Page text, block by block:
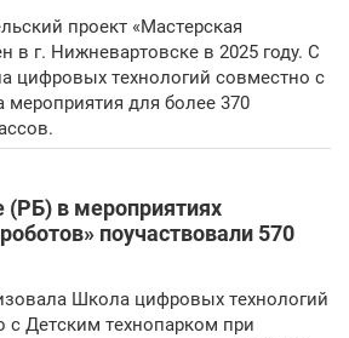
проект «Мастерская
в г. Нижневартовске в 2025 году. С
цифровых технологий совместно с
мероприятия для более 370
(РБ) в мероприятиях
поучаствовали 570
Школа цифровых технологий
с Детским технопарком при